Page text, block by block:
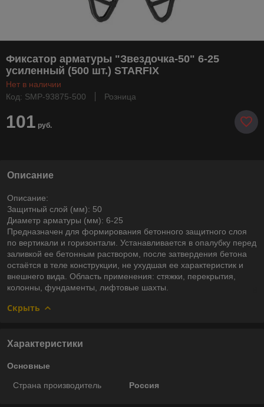
Фиксатор арматуры "Звездочка-50" 6-25
усиленный (500 шт.) STARFIX
Нет в наличии
Код: SMP-93875-500
Розница
101 руб.
Описание
Описание:
Защитный слой (мм): 50
Диаметр арматуры (мм): 6-25
Предназначен для формирования бетонного защитного слоя
по вертикали и горизонтали. Устанавливается в опалубку перед
заливкой ее бетонным раствором, после затвердения бетона
остаётся в теле конструкции, не ухудшая ее характеристик и
внешнего вида. Область применения: стяжки, перекрытия,
колонны, фундаменты, лифтовые шахты.
Скрыть
Характеристики
Основные
Страна производитель Россия